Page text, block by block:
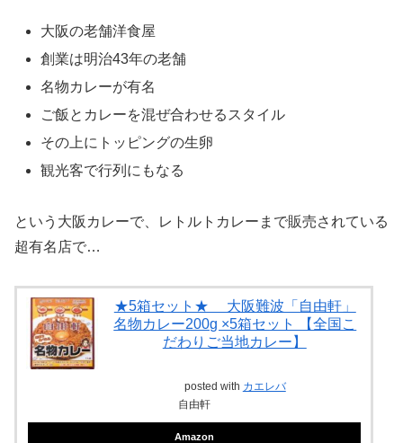
大阪の老舗洋食屋
創業は明治43年の老舗
名物カレーが有名
ご飯とカレーを混ぜ合わせるスタイル
その上にトッピングの生卵
観光客で行列にもなる
という大阪カレーで、レトルトカレーまで販売されている
超有名店で…
★5箱セット★ 大阪難波「自由軒」
名物カレー200g ×5箱セット 【全国こ
だわりご当地カレー】
posted with カエレバ
自由軒
Amazon